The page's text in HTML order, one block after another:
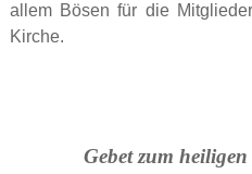
allem Bösen für die
Kirche.
Gebet zum